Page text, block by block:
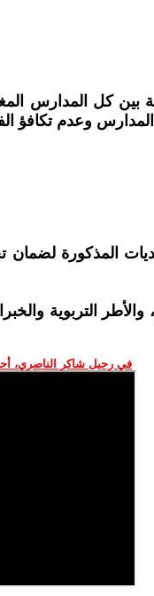
كل المدارس
وعدم تكافؤ
المذكورة لضمان
التربوية
في رحيل شاكر الناصري،